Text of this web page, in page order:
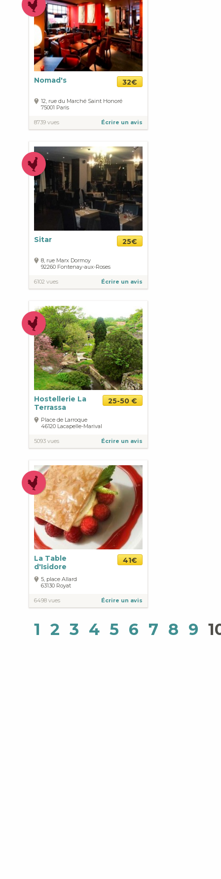
Nomad's 32€
12, rue du Marché Saint Honoré
75001 Paris
8739 vues Écrire un avis
Sitar 25€
8, rue Marx Dormoy
92260 Fontenay-aux-Roses
6102 vues Écrire un avis
Hostellerie La
Terrassa
25-50 €
Place de Larroque
46120 Lacapelle-Marival
5093 vues Écrire un avis
La Table
d'Isidore
41€
5, place Allard
63130 Royat
6498 vues Écrire un avis
1 2 3 4 5 6 7 8 9